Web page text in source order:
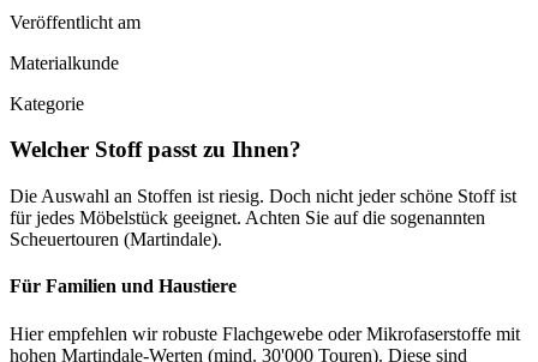
Veröffentlicht am
Materialkunde
Kategorie
Welcher Stoff passt zu Ihnen?
Die Auswahl an Stoffen ist riesig. Doch nicht jeder schöne Stoff ist
für jedes Möbelstück geeignet. Achten Sie auf die sogenannten
Scheuertouren (Martindale).
Für Familien und Haustiere
Hier empfehlen wir robuste Flachgewebe oder Mikrofaserstoffe mit
hohen Martindale-Werten (mind. 30'000 Touren). Diese sind